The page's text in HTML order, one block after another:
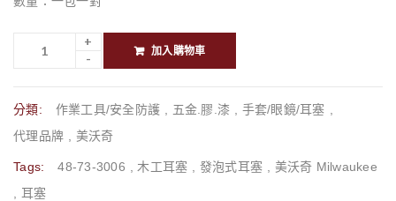
加入購物車
分類: 作業工具/安全防護 五金.膠.漆 手套/眼鏡/耳塞
代理品牌
美沃奇
Tags: 48-73-3006 木工耳塞 發泡式耳塞
美沃奇 Milwaukee
耳塞